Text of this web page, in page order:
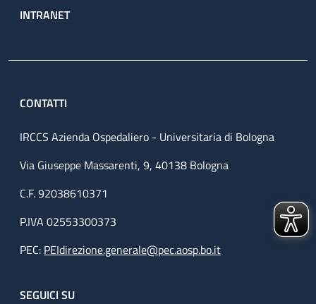
INTRANET
CONTATTI
IRCCS Azienda Ospedaliero - Universitaria di Bologna
Via Giuseppe Massarenti, 9, 40138 Bologna
C.F. 92038610371
P.IVA 02553300373
PEC: PEIdirezione.generale@pec.aosp.bo.it
SEGUICI SU